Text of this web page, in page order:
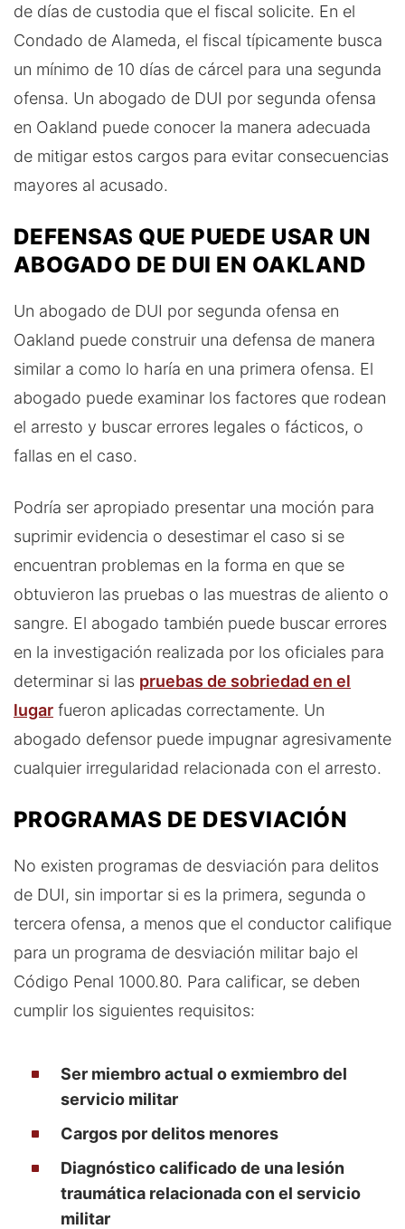
de días de custodia que el fiscal solicite. En el
Condado de Alameda, el fiscal típicamente busca
un mínimo de 10 días de cárcel para una segunda
ofensa. Un abogado de DUI por segunda ofensa
en Oakland puede conocer la manera adecuada
de mitigar estos cargos para evitar consecuencias
mayores al acusado.
DEFENSAS QUE PUEDE USAR UN
ABOGADO DE DUI EN OAKLAND
Un abogado de DUI por segunda ofensa en
Oakland puede construir una defensa de manera
similar a como lo haría en una primera ofensa. El
abogado puede examinar los factores que rodean
el arresto y buscar errores legales o fácticos, o
fallas en el caso.
Podría ser apropiado presentar una moción para
suprimir evidencia o desestimar el caso si se
encuentran problemas en la forma en que se
obtuvieron las pruebas o las muestras de aliento o
sangre. El abogado también puede buscar errores
en la investigación realizada por los oficiales para
determinar si las pruebas de sobriedad en el
lugar fueron aplicadas correctamente. Un
abogado defensor puede impugnar agresivamente
cualquier irregularidad relacionada con el arresto.
PROGRAMAS DE DESVIACIÓN
No existen programas de desviación para delitos
de DUI, sin importar si es la primera, segunda o
tercera ofensa, a menos que el conductor califique
para un programa de desviación militar bajo el
Código Penal 1000.80. Para calificar, se deben
cumplir los siguientes requisitos:
Ser miembro actual o exmiembro del
servicio militar
Cargos por delitos menores
Diagnóstico calificado de una lesión
traumática relacionada con el servicio
militar